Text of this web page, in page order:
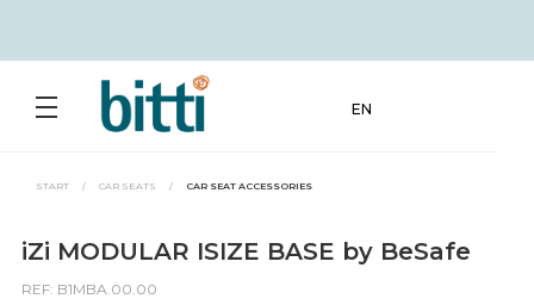
EN
START / CAR SEATS / CAR SEAT ACCESSORIES
iZi MODULAR ISIZE BASE by BeSafe
REF: B1MBA.00.00